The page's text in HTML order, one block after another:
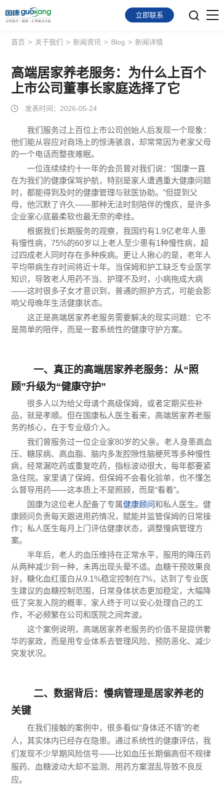
首页
面向会员
面向企业
关于我们
立即联系
首页 > 关于我们 > 新闻资讯 > Blog > 新闻详情
高端居家养老服务：为什么上百个
上市公司董事长家庭选择了它
发表时间：2026-05-24
我们服务过上百位上市公司创始人后发现一个现象：
他们能从容应对商场上的惊涛骇浪，却常常因为老家父母
的一个电话而整夜难眠。
一位连续续约十一年的会员曾对我们说：“国康一直
在为我们的健康保驾护航，特别是家人遭遇重大健康问题
时，都能得到及时的健康管理与就医协助。”但提到父
母，他沉默了许久——那种无法时刻陪伴的愧疚，是许多
企业家心底最柔软也最无奈的牵挂。
根据我们长期服务的观察，我国约有1.9亿老年人患
有慢性病，75%的60岁以上老人至少患有1种慢性病，超
过四成老人同时存在多种疾病。更让人揪心的是，老年人
平均带病生存时间将近十年。当保姆和护工缺乏专业医学
知识，导致老人用药不当、护理不及时，小病拖成大病
——这时很多子女才意识到，普通的照护方式，可能会影
响父母晚年生活健康状态。
这正是高端居家养老服务需要解决的现实问题：它不
是简单的陪伴，而是一套系统性的健康守护方案。
一、真正的高端居家养老服务：从“照
顾”升级为“健康守护”
很多人以为给父母请个高级保姆，或者定期买些补
品，就是孝顺。但在国康私人医生看来，高端居家养老服
务的核心，在于专业级介入。
我们曾服务过一位企业家80岁的父亲。老人身患高血
压、糖尿病、高血脂、脑内多发腔隙性脑梗死等多种慢性
病，经常漏吃药或重复吃药，指标波动很大，每年都要紧
急住院。家里请了保姆，但保姆不会看化验单，也不懂怎
么督导用药——这本质上不是照顾，而是“看着”。
国康为这位老人配备了专属健康顾问和私人医生。健
康顾问负责每天跟进用药情况，赋能并监管保姆的日常操
作；私人医生每月上门评估健康状态，调整慢病管理方
案。
半年后，老人的血压维持在正常水平，服用的降压药
从两种减少到一种，未再出现头晕不适。血糖干预效果良
好，糖化血红蛋白从9.1%稳定控制在7%，达到了专业医
生建议的血糖控制范围，日常身体状态更加稳定，大幅降
低了突发入院的概率，家人终于可以安心处理自己的工
作，不必频繁在公司和医院之间奔波。
这个案例说明，高端居家养老服务的价值不是提供奢
华的家政，而是用专业体系去管理风险、预防恶化、减少
突发状况。
二、数据背后：慢病管理是居家养老的
关键
在我们接触的案例中，很多看似“身体还不错”的老
人，其实体内已经存在隐患。通过系统性的健康评估，我
们发现不少早期风险信号——比如血压长期偏高但不规律
服药、血糖波动大却不监测、用药方案混乱导致不良反
应。